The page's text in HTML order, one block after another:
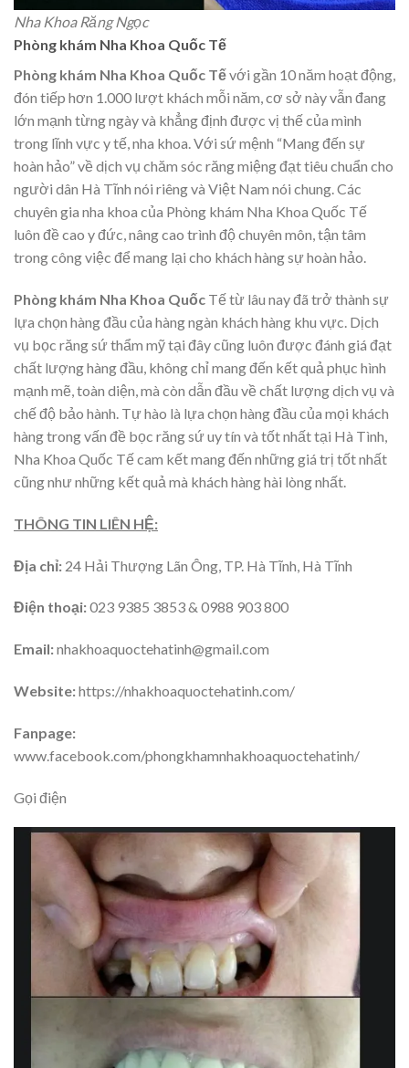
Nha Khoa Răng Ngọc
Phòng khám Nha Khoa Quốc Tế
Phòng khám Nha Khoa Quốc Tếvới gần 10 năm hoạt động,
đón tiếp hơn 1.000 lượt khách mỗi năm, cơ sở này vẫn đang
lớn mạnh từng ngày và khẳng định được vị thế của mình
trong lĩnh vực y tế, nha khoa. Với sứ mệnh “Mang đến sự
hoàn hảo” về dịch vụ chăm sóc răng miệng đạt tiêu chuẩn cho
người dân Hà Tĩnh nói riêng và Việt Nam nói chung. Các
chuyên gia nha khoa của Phòng khám Nha Khoa Quốc Tế
luôn đề cao y đức, nâng cao trình độ chuyên môn, tận tâm
trong công việc để mang lại cho khách hàng sự hoàn hảo.
Phòng khám Nha Khoa Quốc Tế từ lâu nay đã trở thành sự
lựa chọn hàng đầu của hàng ngàn khách hàng khu vực. Dịch
vụ bọc răng sứ thẩm mỹ tại đây cũng luôn được đánh giá đạt
chất lượng hàng đầu, không chỉ mang đến kết quả phục hình
mạnh mẽ, toàn diện, mà còn dẫn đầu về chất lượng dịch vụ và
chế độ bảo hành. Tự hào là lựa chọn hàng đầu của mọi khách
hàng trong vấn đề bọc răng sứ uy tín và tốt nhất tại Hà Tình,
Nha Khoa Quốc Tế cam kết mang đến những giá trị tốt nhất
cũng như những kết quả mà khách hàng hài lòng nhất.
THÔNG TIN LIÊN HỆ:
Địa chỉ: 24 Hải Thượng Lãn Ông, TP. Hà Tĩnh, Hà Tĩnh
Điện thoại:023 9385 3853 & 0988 903 800
Email:nhakhoaquoctehatinh@gmail.com
Website:https://nhakhoaquoctehatinh.com/
Fanpage:
www.facebook.com/phongkhamnhakhoaquoctehatinh/
Gọi điện